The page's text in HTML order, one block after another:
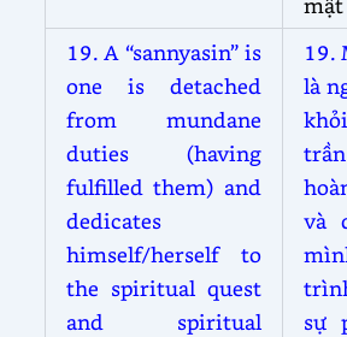
19. A “sannyasin” is
one is detached
from mundane
duties (having
fulfilled them) and
dedicates
himself/herself to
the spiritual quest
and spiritual
19.
là
và
sự